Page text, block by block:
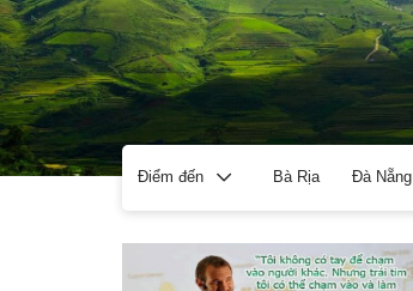
Điểm đến Bà Rịa Đà Nẵng